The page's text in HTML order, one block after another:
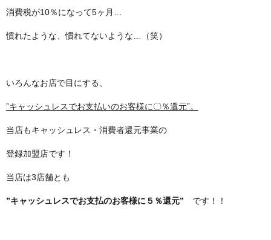
消費税が10％になって5ヶ月…
慣れたような、慣れてないような…（笑）
いろんなお店で目にする、
”キャッシュレスでお支払いのお客様に〇％還元”。
当店もキャッシュレス・消費者還元事業の
登録加盟店です！
当店は3店舗とも
”キャッシュレスでお支払のお客様に５％還元” です！！